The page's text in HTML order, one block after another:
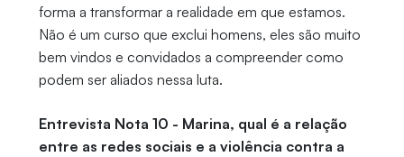
forma a transformar a realidade em que estamos.
Não é um curso que exclui homens, eles são muito
bem vindos e convidados a compreender como
podem ser aliados nessa luta.
Entrevista Nota 10 - Marina, qual é a relação
entre as redes sociais e a violência contra a